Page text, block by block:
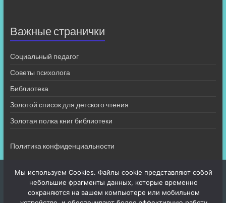
Важные странички
Социальный педагог
Советы психолога
Библиотека
Золотой список для детского чтения
Золотая полка книг библиотеки
Политика конфиденциальности
Мы используем Cookies. Файлы cookie представляют собой
небольшие фрагменты данных, которые временно
сохраняются на вашем компьютере или мобильном